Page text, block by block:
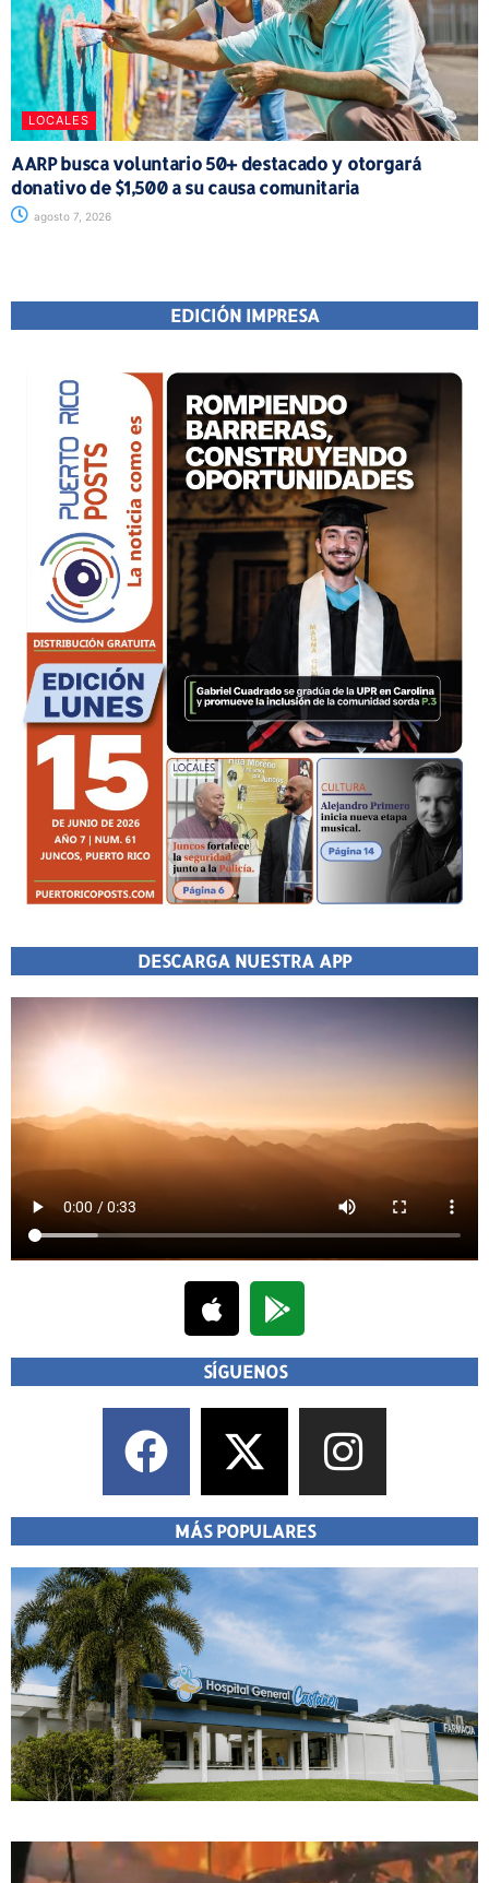
LOCALES
AARP busca voluntario 50+ destacado y otorgará
donativo de $1,500 a su causa comunitaria
agosto 7, 2026
EDICIÓN IMPRESA
DESCARGA NUESTRA APP
SÍGUENOS
MÁS POPULARES